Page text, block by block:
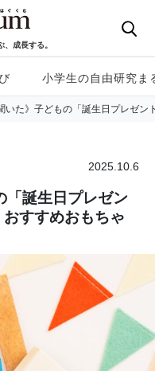
成長する。
小学生の自由研究ま
いた》子どもの「誕生日プレゼ
2025.10.6
「誕生日プレゼン
おすすめおもちゃ